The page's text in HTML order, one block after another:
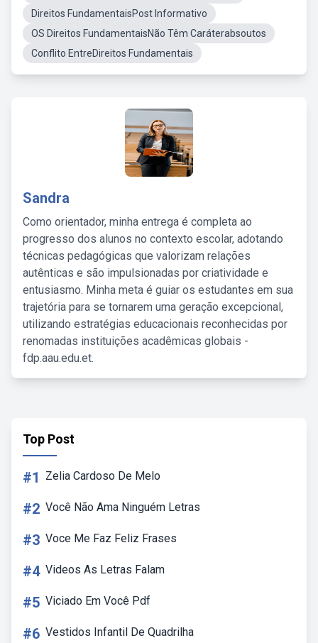
Direitos FundamentaisPost Informativo
OS Direitos FundamentaisNão Têm Caráterabsoutos
Conflito EntreDireitos Fundamentais
Sandra
Como orientador, minha entrega é completa ao
progresso dos alunos no contexto escolar, adotando
técnicas pedagógicas que valorizam relações
autênticas e são impulsionadas por criatividade e
entusiasmo. Minha meta é guiar os estudantes em sua
trajetória para se tornarem uma geração excepcional,
utilizando estratégias educacionais reconhecidas por
renomadas instituições acadêmicas globais -
fdp.aau.edu.et.
Top Post
#1 Zelia Cardoso De Melo
#2 Você Não Ama Ninguém Letras
#3 Voce Me Faz Feliz Frases
#4 Videos As Letras Falam
#5 Viciado Em Você Pdf
#6 Vestidos Infantil De Quadrilha